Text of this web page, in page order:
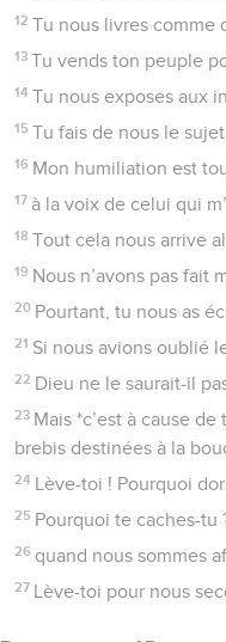
12 Tu nous livres comme
13 Tu vends ton peuple
14 Tu nous exposes aux
15 Tu fais de nous le
16 Mon humiliation est
17 à la voix de celui qui
18 Tout cela nous arrive
19 Nous n’avons pas fait
20 Pourtant, tu nous as
21 Si nous avions oublié
22 Dieu ne le saurait-il
23 Mais *c’est à cause
brebis destinées à la
24 Lève-toi ! Pourquoi
25 Pourquoi te caches-tu
26 quand nous sommes
27 Lève-toi pour nous